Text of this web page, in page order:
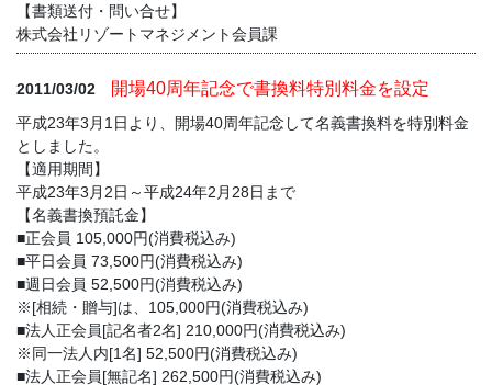
【書類送付・問い合せ】
株式会社リゾートマネジメント会員課
2011/03/02 開場40周年記念で書換料特別料金を設定
平成23年3月1日より、開場40周年記念して名義書換料を特別料金
としました。
【適用期間】
平成23年3月2日～平成24年2月28日まで
【名義書換預託金】
■正会員 105,000円(消費税込み)
■平日会員 73,500円(消費税込み)
■週日会員 52,500円(消費税込み)
※[相続・贈与]は、105,000円(消費税込み)
■法人正会員[記名者2名] 210,000円(消費税込み)
※同一法人内[1名] 52,500円(消費税込み)
■法人正会員[無記名] 262,500円(消費税込み)